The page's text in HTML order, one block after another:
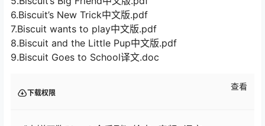
6.Biscuit’s New Trick中文版.pdf
7.Biscuit wants to play中文版.pdf
8.Biscuit and the Little Pup中文版.pdf
9.Biscuit Goes to School译文.doc
下载权限
查看